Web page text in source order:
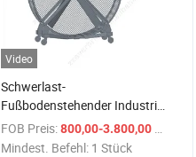
Video
Schwerlast-
Fußbodenstehender Industrie-
Warenhausventilator
FOB Preis: 800,00-3.800,00 $
Mindest. Befehl: 1 Stück